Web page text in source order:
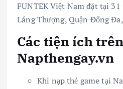
FUNTEK Việt Nam đặt tại 31
Láng Thượng, Quận Đống
Các tiện ích trên
Napthengay.vn
Khi nạp thẻ game tại